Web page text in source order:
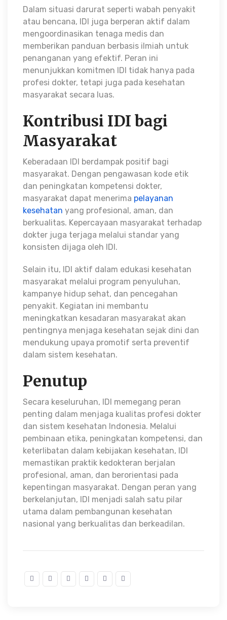
Dalam situasi darurat seperti wabah penyakit
atau bencana, IDI juga berperan aktif dalam
mengoordinasikan tenaga medis dan
memberikan panduan berbasis ilmiah untuk
penanganan yang efektif. Peran ini
menunjukkan komitmen IDI tidak hanya pada
profesi dokter, tetapi juga pada kesehatan
masyarakat secara luas.
Kontribusi IDI bagi
Masyarakat
Keberadaan IDI berdampak positif bagi
masyarakat. Dengan pengawasan kode etik
dan peningkatan kompetensi dokter,
masyarakat dapat menerima pelayanan
kesehatan yang profesional, aman, dan
berkualitas. Kepercayaan masyarakat terhadap
dokter juga terjaga melalui standar yang
konsisten dijaga oleh IDI.
Selain itu, IDI aktif dalam edukasi kesehatan
masyarakat melalui program penyuluhan,
kampanye hidup sehat, dan pencegahan
penyakit. Kegiatan ini membantu
meningkatkan kesadaran masyarakat akan
pentingnya menjaga kesehatan sejak dini dan
mendukung upaya promotif serta preventif
dalam sistem kesehatan.
Penutup
Secara keseluruhan, IDI memegang peran
penting dalam menjaga kualitas profesi dokter
dan sistem kesehatan Indonesia. Melalui
pembinaan etika, peningkatan kompetensi, dan
keterlibatan dalam kebijakan kesehatan, IDI
memastikan praktik kedokteran berjalan
profesional, aman, dan berorientasi pada
kepentingan masyarakat. Dengan peran yang
berkelanjutan, IDI menjadi salah satu pilar
utama dalam pembangunan kesehatan
nasional yang berkualitas dan berkeadilan.